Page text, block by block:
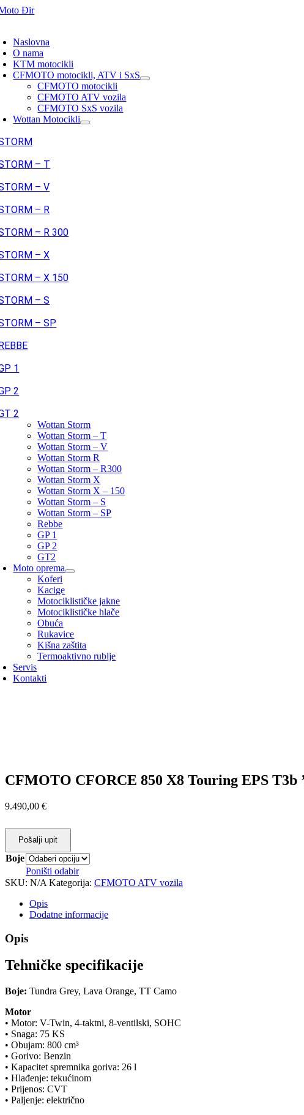
Skip
Naslovna
O nama
KTM motocikli
CFMOTO motocikli, ATV i SxS
CFMOTO motocikli
CFMOTO ATV vozila
CFMOTO SxS vozila
Wottan Motocikli
– T
– V
– R
– R 300
– X
– X 150
– S
– SP
1
2
2
Wottan Storm
Wottan Storm – T
Wottan Storm – V
Wottan Storm R
Wottan Storm – R300
Wottan Storm X
Wottan Storm X – 150
Wottan Storm – S
Wottan Storm – SP
Rebbe
GP 1
GP 2
GT2
Moto oprema
Koferi
Kacige
Motociklističke jakne
Motociklističke hlače
Obuća
Rukavice
Kišna zaštita
Termoaktivno rublje
Servis
Kontakti
CFMOTO CFORCE 850 X8 Touring EPS T3b
9.490,00 €
Pošalji upit
Boje
Poništi odabir
SKU: N/A Kategorija: CFMOTO ATV vozila
Opis
Dodatne informacije
Opis
Tehničke specifikacije
Boje: Tundra Grey, Lava Orange, TT Camo
Motor
• Motor: V-Twin, 4-taktni, 8-ventilski, SOHC
• Snaga: 75 KS
• Obujam: 800 cm³
• Gorivo: Benzin
• Kapacitet spremnika goriva: 26 l
• Hlađenje: tekućinom
• Prijenos: CVT
• Paljenje: električno